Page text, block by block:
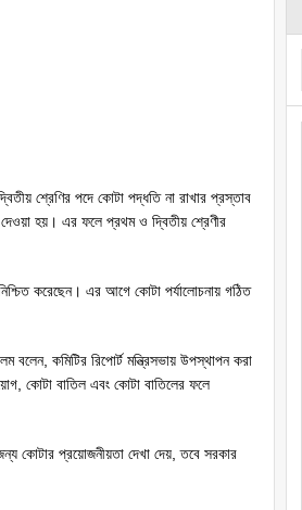
শ্রেণির পদে কোটা পদ্ধতি না রাখার প্রস্তাব
হয়। এর ফলে প্রথম ও দ্বিতীয় শ্রেণীর
করেছেন। এর আগে কোটা পর্যালোচনায় গঠিত
বলেন, কমিটির রিপোর্ট মন্ত্রিসভায় উপস্থাপন করা
কোটা বাতিল এবং কোটা বাতিলের ফলে
কোটার প্রয়োজনীয়তা দেখা দেয়, তবে সরকার